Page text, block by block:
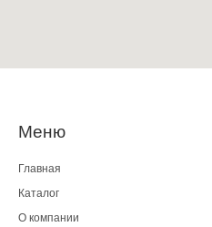
Меню
Главная
Каталог
О компании